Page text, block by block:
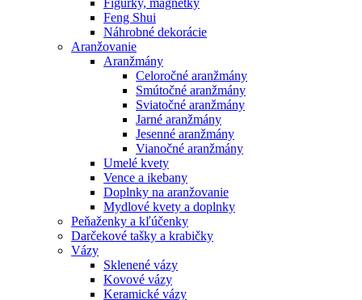
Figúrky, magnetky
Feng Shui
Náhrobné dekorácie
Aranžovanie
Aranžmány
Celoročné aranžmány
Smútočné aranžmány
Sviatočné aranžmány
Jarné aranžmány
Jesenné aranžmány
Vianočné aranžmány
Umelé kvety
Vence a ikebany
Doplnky na aranžovanie
Mydlové kvety a doplnky
Peňaženky a kľúčenky
Darčekové tašky a krabičky
Vázy
Sklenené vázy
Kovové vázy
Keramické vázy